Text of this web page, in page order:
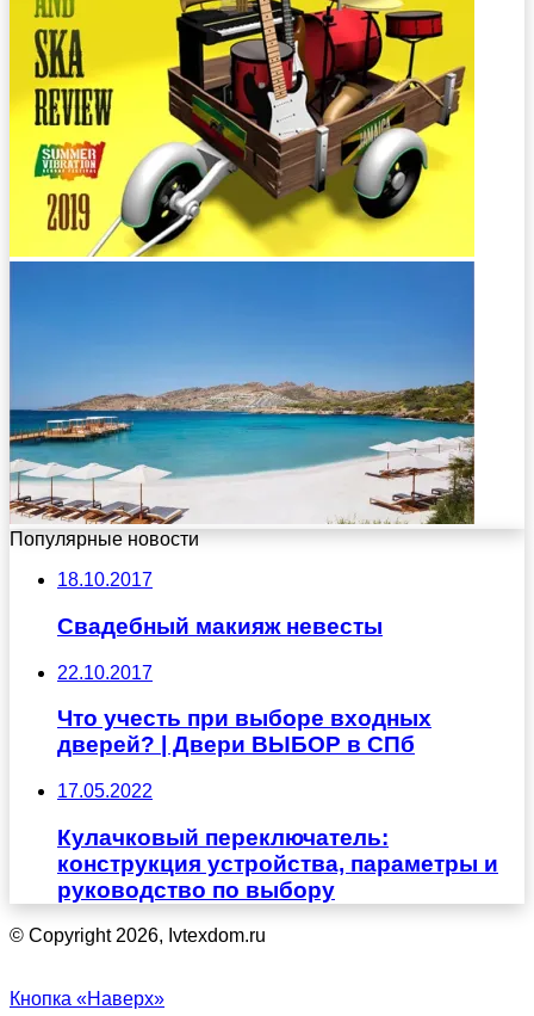
Популярные новости
18.10.2017
Свадебный макияж невесты
22.10.2017
Что учесть при выборе входных
дверей? | Двери ВЫБОР в СПб
17.05.2022
Кулачковый переключатель:
конструкция устройства, параметры и
руководство по выбору
© Copyright 2026, Ivtexdom.ru
Кнопка «Наверх»